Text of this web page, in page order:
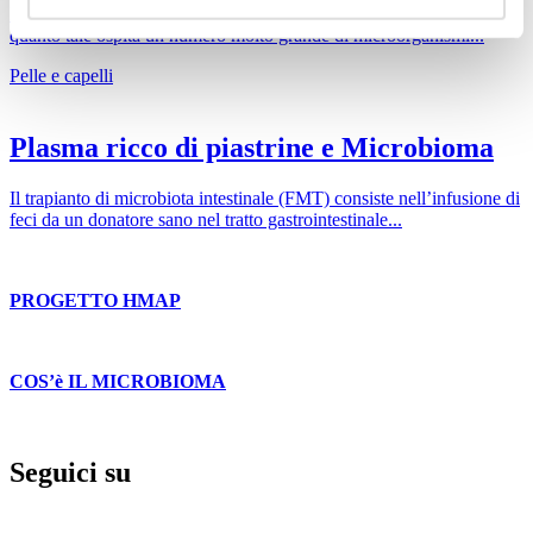
La pelle rappresenta l’organo più esteso del corpo umano e in
quanto tale ospita un numero molto grande di microorganismi...
Pelle e capelli
Plasma ricco di piastrine e Microbioma
Il trapianto di microbiota intestinale (FMT) consiste nell’infusione di
feci da un donatore sano nel tratto gastrointestinale...
PROGETTO HMAP
COS’è IL MICROBIOMA
Seguici su